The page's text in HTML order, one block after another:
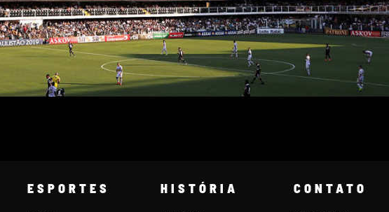
ESPORTES HISTÓRIA CONTATO